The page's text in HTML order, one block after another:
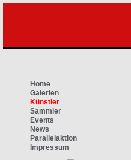
Home
Galerien
Künstler
Sammler
Events
News
Parallelaktion
Impressum